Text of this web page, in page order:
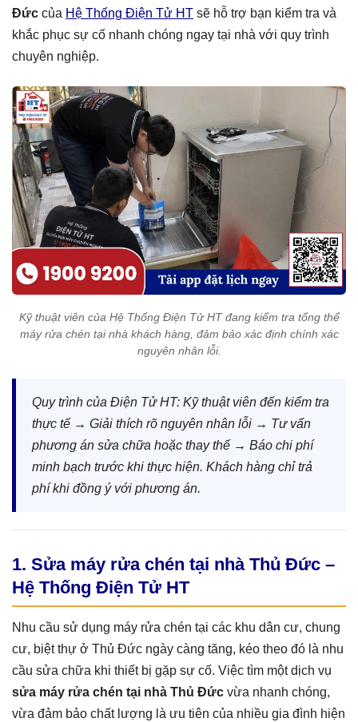
Đức của Hệ Thống Điện Tử HT sẽ hỗ trợ bạn kiểm tra và
khắc phục sự cố nhanh chóng ngay tại nhà với quy trình
chuyên nghiệp.
Kỹ thuật viên của Hệ Thống Điện Tử HT đang kiểm tra tổng thể
máy rửa chén tại nhà khách hàng, đảm bảo xác định chính xác
nguyên nhân lỗi.
Quy trình của Điện Tử HT: Kỹ thuật viên đến kiểm tra
thực tế → Giải thích rõ nguyên nhân lỗi → Tư vấn
phương án sửa chữa hoặc thay thế → Báo chi phí
minh bạch trước khi thực hiện. Khách hàng chỉ trả
phí khi đồng ý với phương án.
1. Sửa máy rửa chén tại nhà Thủ Đức –
Hệ Thống Điện Tử HT
Nhu cầu sử dụng máy rửa chén tại các khu dân cư, chung
cư, biệt thự ở Thủ Đức ngày càng tăng, kéo theo đó là nhu
cầu sửa chữa khi thiết bị gặp sự cố. Việc tìm một dịch vụ
sửa máy rửa chén tại nhà Thủ Đức vừa nhanh chóng,
vừa đảm bảo chất lượng là ưu tiên của nhiều gia đình hiện